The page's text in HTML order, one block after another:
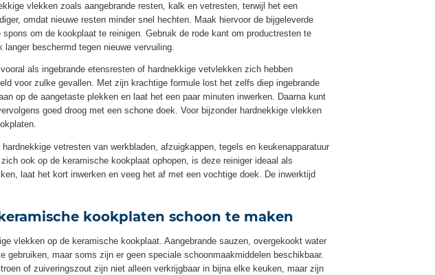
vlekken zoals aangebrande resten, kalk en vetresten, terwijl het een
omdat nieuwe resten minder snel hechten. Maak hiervoor de bijgeleverde
om de kookplaat te reinigen. Gebruik de rode kant om productresten te
beschermd tegen nieuwe vervuiling.
als ingebrande etensresten of hardnekkige vetvlekken zich hebben
voor zulke gevallen. Met zijn krachtige formule lost het zelfs diep ingebrande
op de aangetaste plekken en laat het een paar minuten inwerken. Daarna kunt
goed droog met een schone doek. Voor bijzonder hardnekkige vlekken
vetresten van werkbladen, afzuigkappen, tegels en keukenapparatuur
ook op de keramische kookplaat ophopen, is deze reiniger ideaal als
laat het kort inwerken en veeg het af met een vochtige doek. De inwerktijd
kookplaten schoon te maken
vlekken op de keramische kookplaat. Aangebrande sauzen, overgekookt water
maar soms zijn er geen speciale schoonmaakmiddelen beschikbaar.
of zuiveringszout zijn niet alleen verkrijgbaar in bijna elke keuken, maar zijn